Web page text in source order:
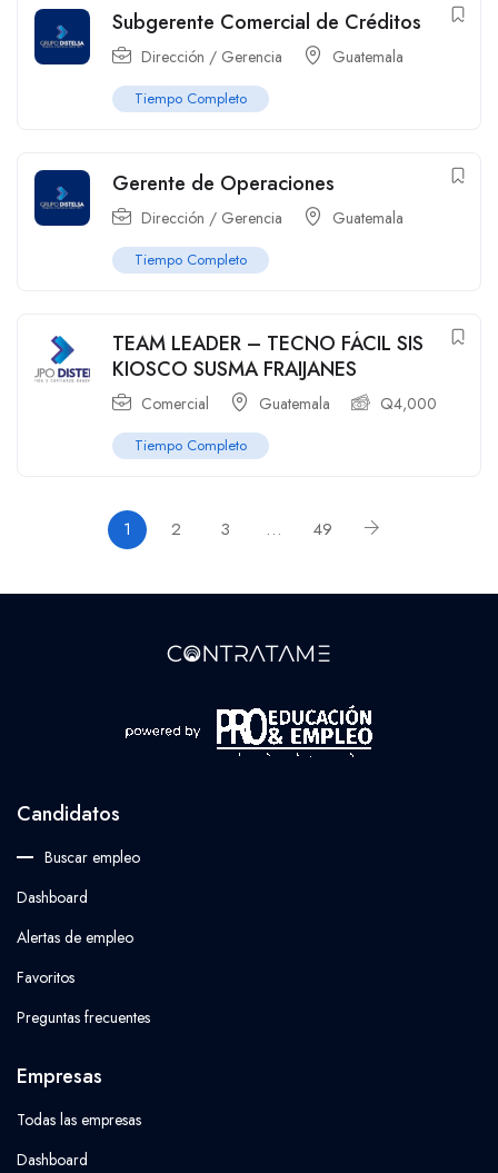
Subgerente Comercial de Créditos
Dirección / Gerencia Guatemala
Tiempo Completo
Gerente de Operaciones
Dirección / Gerencia Guatemala
Tiempo Completo
TEAM LEADER – TECNO FÁCIL SIS
KIOSCO SUSMA FRAIJANES
Comercial Guatemala Q4,000
Tiempo Completo
1 2 3 … 49
Candidatos
Buscar empleo
Dashboard
Alertas de empleo
Favoritos
Preguntas frecuentes
Empresas
Todas las empresas
Dashboard